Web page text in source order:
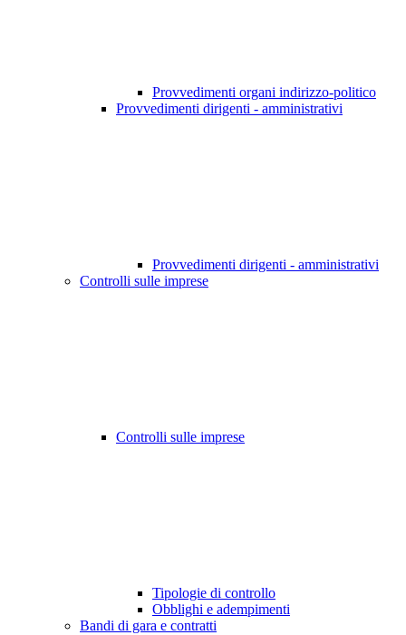
Provvedimenti organi indirizzo-politico
Provvedimenti dirigenti - amministrativi
Provvedimenti dirigenti - amministrativi
Controlli sulle imprese
Controlli sulle imprese
Tipologie di controllo
Obblighi e adempimenti
Bandi di gara e contratti